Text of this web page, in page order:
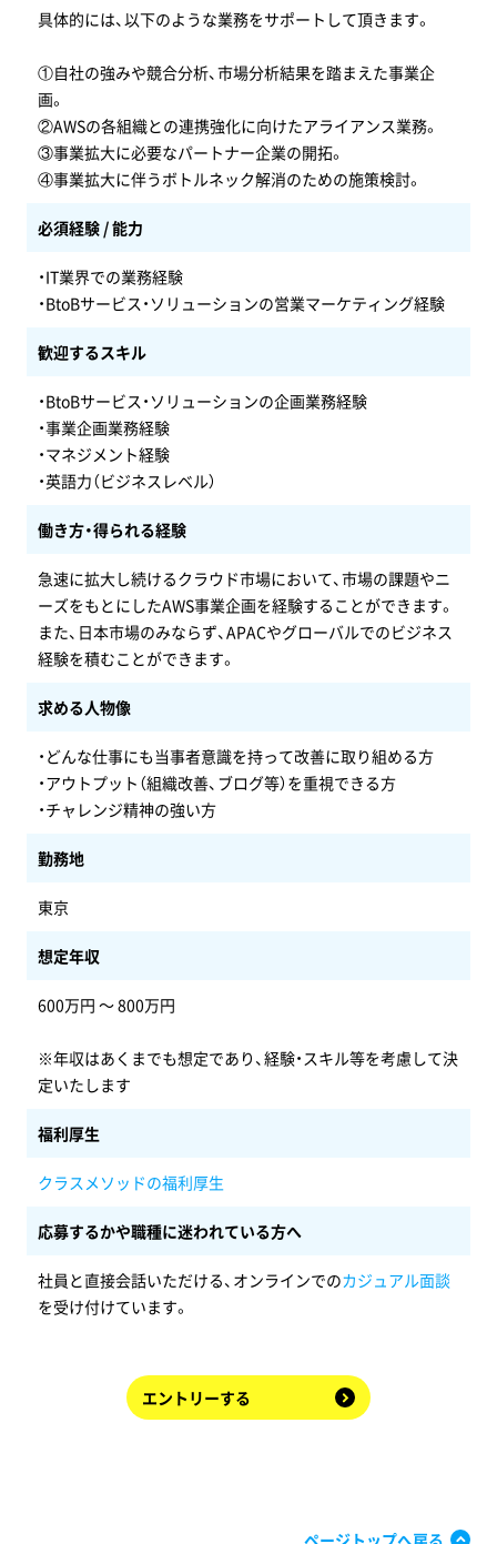
具体的には、以下のような業務をサポートして頂きます。
①自社の強みや競合分析、市場分析結果を踏まえた事業企
画。
②AWSの各組織との連携強化に向けたアライアンス業務。
③事業拡大に必要なパートナー企業の開拓。
④事業拡大に伴うボトルネック解消のための施策検討。
必須経験 / 能力
・IT業界での業務経験
・BtoBサービス・ソリューションの営業マーケティング経験
歓迎するスキル
・BtoBサービス・ソリューションの企画業務経験
・事業企画業務経験
・マネジメント経験
・英語力（ビジネスレベル）
働き方・得られる経験
急速に拡大し続けるクラウド市場において、市場の課題やニ
ーズをもとにしたAWS事業企画を経験することができます。
また、日本市場のみならず、APACやグローバルでのビジネス
経験を積むことができます。
求める人物像
・どんな仕事にも当事者意識を持って改善に取り組める方
・アウトプット（組織改善、ブログ等）を重視できる方
・チャレンジ精神の強い方
勤務地
東京
想定年収
600万円 〜 800万円
※年収はあくまでも想定であり、経験・スキル等を考慮して決
定いたします
福利厚生
クラスメソッドの福利厚生
応募するかや職種に迷われている方へ
社員と直接会話いただける、オンラインでのカジュアル面談
を受け付けています。
エントリーする